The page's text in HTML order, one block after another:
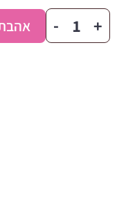
+
כמות
של
-